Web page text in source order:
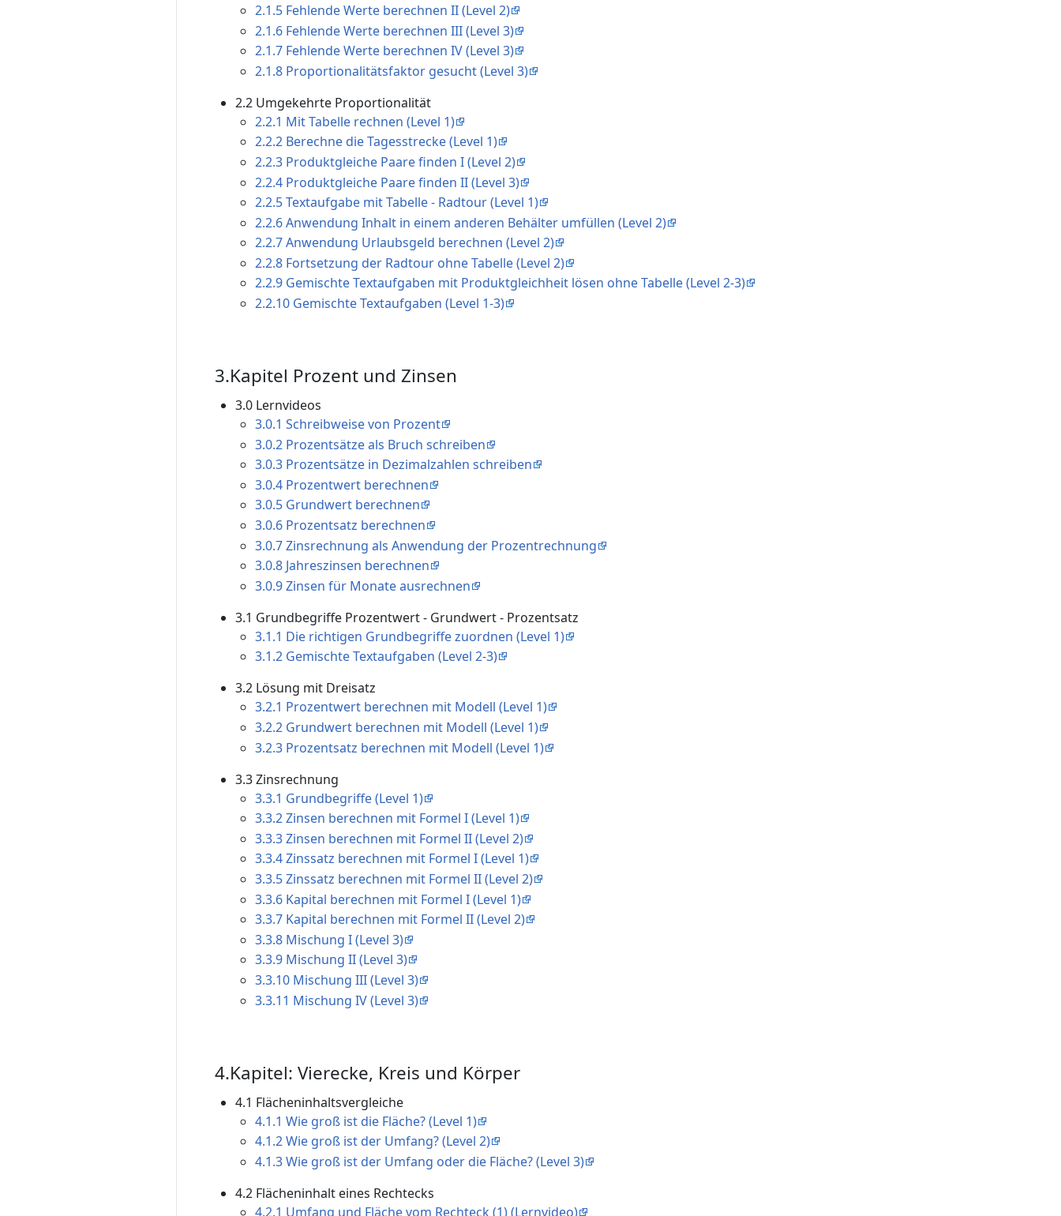
2.1.5 Fehlende Werte berechnen II (Level 2)
2.1.6 Fehlende Werte berechnen III (Level 3)
2.1.7 Fehlende Werte berechnen IV (Level 3)
2.1.8 Proportionalitätsfaktor gesucht (Level 3)
2.2 Umgekehrte Proportionalität
2.2.1 Mit Tabelle rechnen (Level 1)
2.2.2 Berechne die Tagesstrecke (Level 1)
2.2.3 Produktgleiche Paare finden I (Level 2)
2.2.4 Produktgleiche Paare finden II (Level 3)
2.2.5 Textaufgabe mit Tabelle - Radtour (Level 1)
2.2.6 Anwendung Inhalt in einem anderen Behälter umfüllen (Level 2)
2.2.7 Anwendung Urlaubsgeld berechnen (Level 2)
2.2.8 Fortsetzung der Radtour ohne Tabelle (Level 2)
2.2.9 Gemischte Textaufgaben mit Produktgleichheit lösen ohne Tabelle (Level 2-3)
2.2.10 Gemischte Textaufgaben (Level 1-3)
3.Kapitel Prozent und Zinsen
3.0 Lernvideos
3.0.1 Schreibweise von Prozent
3.0.2 Prozentsätze als Bruch schreiben
3.0.3 Prozentsätze in Dezimalzahlen schreiben
3.0.4 Prozentwert berechnen
3.0.5 Grundwert berechnen
3.0.6 Prozentsatz berechnen
3.0.7 Zinsrechnung als Anwendung der Prozentrechnung
3.0.8 Jahreszinsen berechnen
3.0.9 Zinsen für Monate ausrechnen
3.1 Grundbegriffe Prozentwert - Grundwert - Prozentsatz
3.1.1 Die richtigen Grundbegriffe zuordnen (Level 1)
3.1.2 Gemischte Textaufgaben (Level 2-3)
3.2 Lösung mit Dreisatz
3.2.1 Prozentwert berechnen mit Modell (Level 1)
3.2.2 Grundwert berechnen mit Modell (Level 1)
3.2.3 Prozentsatz berechnen mit Modell (Level 1)
3.3 Zinsrechnung
3.3.1 Grundbegriffe (Level 1)
3.3.2 Zinsen berechnen mit Formel I (Level 1)
3.3.3 Zinsen berechnen mit Formel II (Level 2)
3.3.4 Zinssatz berechnen mit Formel I (Level 1)
3.3.5 Zinssatz berechnen mit Formel II (Level 2)
3.3.6 Kapital berechnen mit Formel I (Level 1)
3.3.7 Kapital berechnen mit Formel II (Level 2)
3.3.8 Mischung I (Level 3)
3.3.9 Mischung II (Level 3)
3.3.10 Mischung III (Level 3)
3.3.11 Mischung IV (Level 3)
4.Kapitel: Vierecke, Kreis und Körper
4.1 Flächeninhaltsvergleiche
4.1.1 Wie groß ist die Fläche? (Level 1)
4.1.2 Wie groß ist der Umfang? (Level 2)
4.1.3 Wie groß ist der Umfang oder die Fläche? (Level 3)
4.2 Flächeninhalt eines Rechtecks
4.2.1 Umfang und Fläche vom Rechteck (1) (Lernvideo)